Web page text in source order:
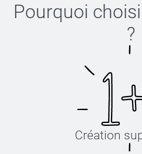
Pourquoi
?
Création